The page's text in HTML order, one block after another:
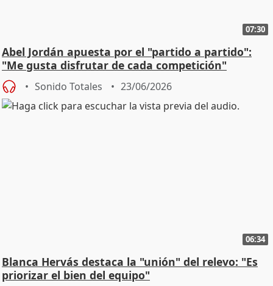
07:30
Abel Jordán apuesta por el "partido a partido":
"Me gusta disfrutar de cada competición"
Sonido Totales 23/06/2026
06:34
Blanca Hervás destaca la "unión" del relevo: "Es
priorizar el bien del equipo"